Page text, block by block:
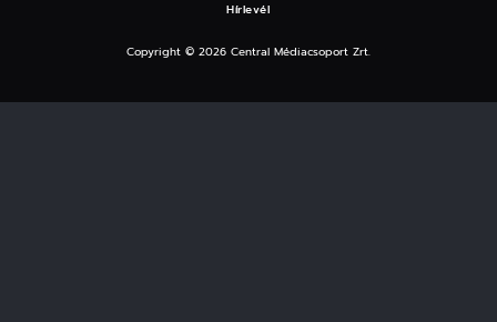
Hírlevél
Copyright © 2026 Central Médiacsoport Zrt.